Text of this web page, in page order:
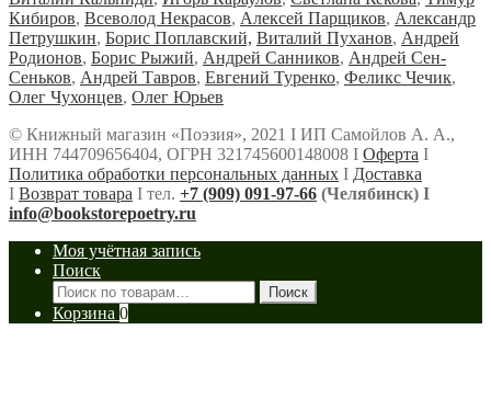
Кибиров, Всеволод Некрасов, Алексей Парщиков, Александр
Петрушкин, Борис Поплавский, Виталий Пуханов, Андрей
Родионов, Борис Рыжий, Андрей Санников, Андрей Сен-
Сеньков, Андрей Тавров, Евгений Туренко, Феликс Чечик,
Олег Чухонцев, Олег Юрьев
© Книжный магазин «Поэзия», 2021 Ι ИП Самойлов А. А.,
ИНН 744709656404, ОГРН 321745600148008 Ι Оферта Ι
Политика обработки персональных данных Ι Доставка
Ι Возврат товара Ι тел. +7 (909) 091-97-66 (Челябинск) Ι
info@bookstorepoetry.ru
Моя учётная запись
Поиск
Искать:
Поиск
Корзина 0